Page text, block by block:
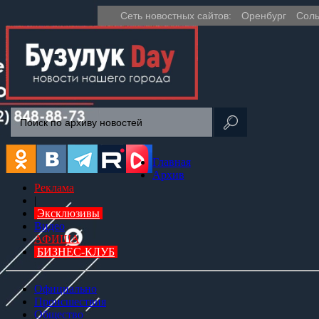
Сеть новостных сайтов: Оренбург
Главная
Архив
Реклама
Эксклюзивы
Видео
АФИША
БИЗНЕС-КЛУБ
Официально
Происшествия
Общество